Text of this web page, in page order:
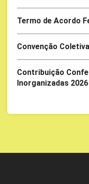
Termo de Acordo
Convenção
Contribuição
Inorganizadas 2026